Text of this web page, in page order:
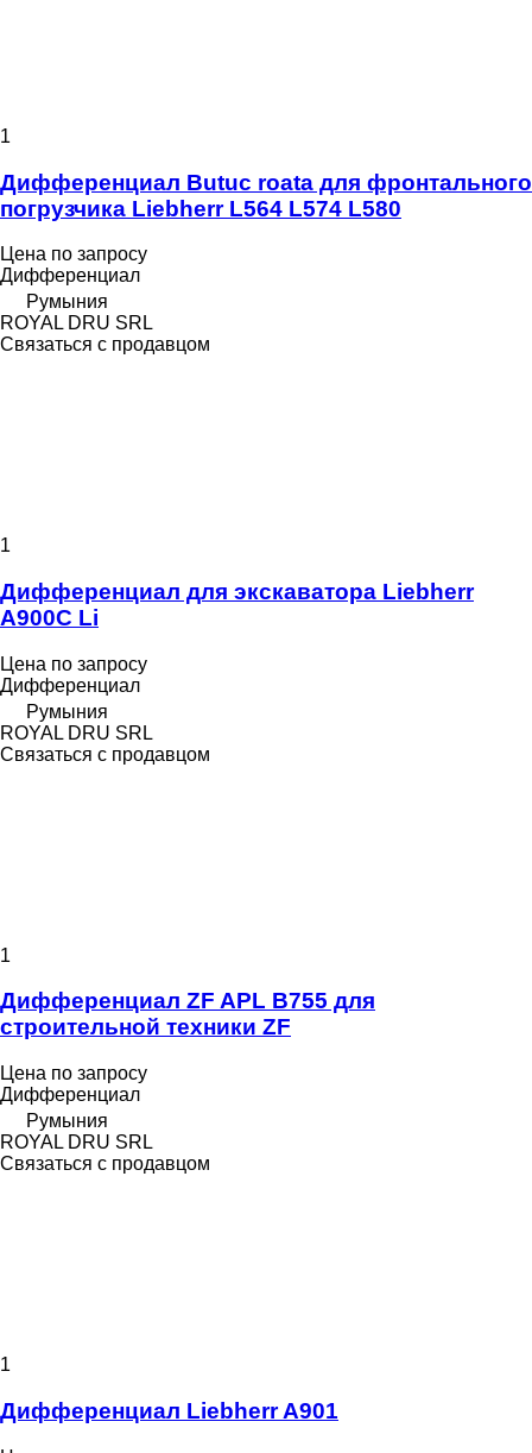
1
Дифференциал Butuc roata для фронтального
погрузчика Liebherr L564 L574 L580
Цена по запросу
Дифференциал
Румыния
ROYAL DRU SRL
Связаться с продавцом
1
Дифференциал для экскаватора Liebherr
A900C Li
Цена по запросу
Дифференциал
Румыния
ROYAL DRU SRL
Связаться с продавцом
1
Дифференциал ZF APL B755 для
строительной техники ZF
Цена по запросу
Дифференциал
Румыния
ROYAL DRU SRL
Связаться с продавцом
1
Дифференциал Liebherr A901